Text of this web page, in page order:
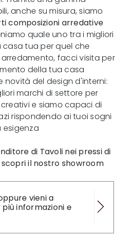
anche su misura, siamo
composizioni arredative
quale uno tra i migliori
tua per quel che
facci visita per
della tua casa
novità del design d'interni:
marchi di settore per
e siamo capaci di
rispondendo ai tuoi sogni
esigenza
di Tavoli nei pressi di
il nostro showroom
vieni a
informazioni e